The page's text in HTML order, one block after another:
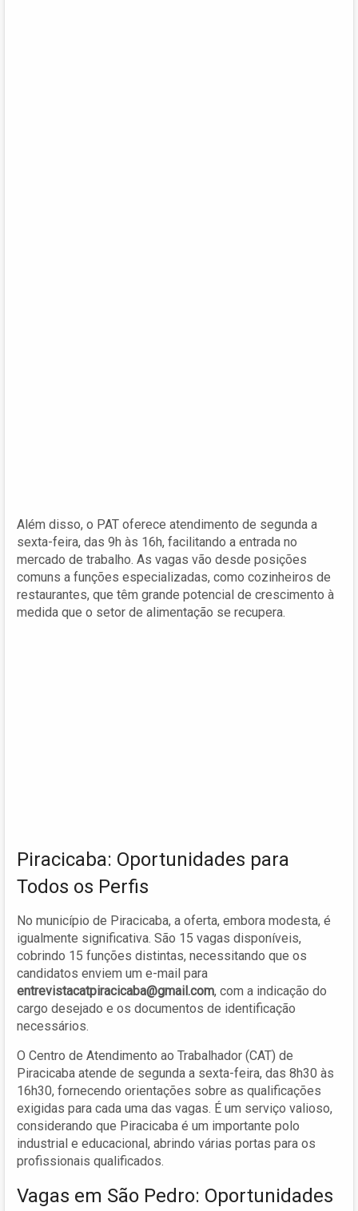
Além disso, o PAT oferece atendimento de segunda a
sexta-feira, das 9h às 16h, facilitando a entrada no
mercado de trabalho. As vagas vão desde posições
comuns a funções especializadas, como cozinheiros de
restaurantes, que têm grande potencial de crescimento à
medida que o setor de alimentação se recupera.
Piracicaba: Oportunidades para
Todos os Perfis
No município de Piracicaba, a oferta, embora modesta, é
igualmente significativa. São 15 vagas disponíveis,
cobrindo 15 funções distintas, necessitando que os
candidatos enviem um e-mail para
entrevistacatpiracicaba@gmail.com, com a indicação do
cargo desejado e os documentos de identificação
necessários.
O Centro de Atendimento ao Trabalhador (CAT) de
Piracicaba atende de segunda a sexta-feira, das 8h30 às
16h30, fornecendo orientações sobre as qualificações
exigidas para cada uma das vagas. É um serviço valioso,
considerando que Piracicaba é um importante polo
industrial e educacional, abrindo várias portas para os
profissionais qualificados.
Vagas em São Pedro: Oportunidades